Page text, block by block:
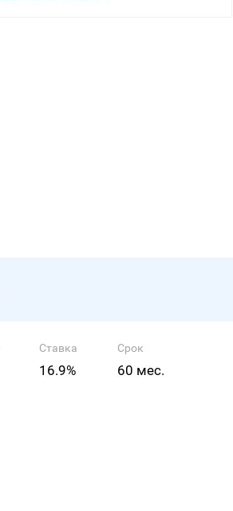
Ставка
16.9%
Срок
60 мес.